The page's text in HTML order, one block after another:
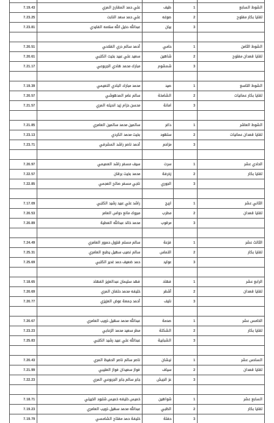
الشوط السابع 1 طيف علي حمد المقارح المري
7.19.43
لقايا بكار مفتوح
2 صوغه علي حمد سعد النابت
7.23.25
3
بيان عبدالله دخيل الله سلامه الفايدي 7.23.81
الشوط الثامن 1 حامي أحمد سالم دري الفلاحي
7.20.51
لقايا قعدان مفتوح
2 شاهين سعيد علي عبيد بخيت الكتبي
7.20.61
3
شمشوم مبارك محمد هادي الجربوعي 7.21.17
الشوط التاسع 1 صيد محمد مبارك البادي النعيمي
7.19.39
لقايا بكار عمانيات
2 الشامخة سالم عامر المدهوشي
7.20.57
3
امانة محسن حزام زيد انديله المري 7.21.57
الشوط العاشر 1 داغر سالمين محمد سالمين العامري
7.21.85
لقايا قعدان عمانيات
2 سلهود بخيت محمد الكردي
7.23.13
3
مزاحم أحمد ناصر راشد المشرفي 7.23.71
الحادي عشر 1 سرت سيف مسفر راشد العميمي
7.20.97
لقايا بكار
2 زخرفة محمد بخيت برقان
7.22.57
3
الجوري ناجي مسفر صالح العجمي 7.22.85
الثاني عشر 1 اريج راشد علي عبيد رشيد الكتبي
7.17.09
لقايا قعدان
2 مطرب مبروك مانع دواس العامر
7.20.53
3
مرقوب محمد خالد عبدالله العطية 7.20.89
الثالث عشر 1 فزعة سالم مسلم قنزول حمرور العامري
7.24.49
لقايا بكار
2 التماس سالم نصيب سهيل يطبع العامري
7.25.31
3
عوايد حمد ضعيف حمد غدير الكتبي 7.25.69
الرابع عشر 1 فهاد فهد سليمان عبدالعزيز الفهاد
7.18.65
لقايا قعدان
2 أشقر خليفه محمد حلفان المري
7.20.69
3
نايف أحمد جمعة عوض العزيزي 7.20.77
الخامس عشر 1 صدمة عبدالله محمد سهيل ذويب العامري
7.20.67
لقايا بكار
2 الشكلة مطر سعيد محمد الزعابي
7.23.23
3
الشبابية عبدالله علي عبيد رشيد الكتبي 7.25.83
السادس عشر 1 نيشان ناصر سالم ناصر الحفيظ المري
7.20.43
لقايا قعدان
2 سياف فواز سعيدان فواز العتيبي
7.21.99
3
عز الجيش جابر سالم جابر الجربوعي المري 7.22.23
السابع عشر 1 شواهين خميس خليفه خميس شلبود الخييلي
7.18.71
لقايا بكار
2 الظبي عبدالله محمد سهيل ذويب العامري
7.19.23
3
حفلة خليفة حمد مفتاح الشامسي 7.19.79